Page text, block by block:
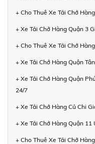
+ Cho Thuê Xe Tải Chở
+ Xe Tải Chở Hàng Quận 3
+ Cho Thuê Xe Tải Chở
+ Xe Tải Chở Hàng Quận
+ Xe Tải Chở Hàng Quận
24/7
+ Xe Tải Chở Hàng Củ Chi
+ Xe Tải Chở Hàng Quận 11
+ Cho Thuê Xe Tải Chở